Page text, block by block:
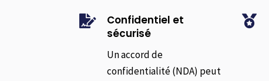

Confidentiel et
sécurisé
Un accord de
confidentialité (NDA) peut
